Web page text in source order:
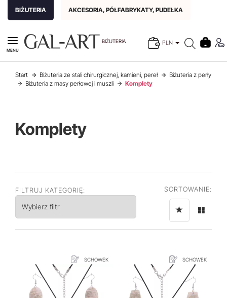
BIŻUTERIA AKCESORIA, PÓŁFABRYKATY, PUDEŁKA
BIŻUTERIA PLN
MENU
Start Biżuteria ze stali chirurgicznej, kamieni, pereł
Biżuteria z perły
Biżuteria z masy perłowej i muszli
Komplety
Komplety
FILTRUJ KATEGORIĘ:
Wybierz filtr
SORTOWANIE:
SCHOWEK SCHOWEK